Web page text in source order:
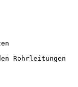
Rohrleitungen